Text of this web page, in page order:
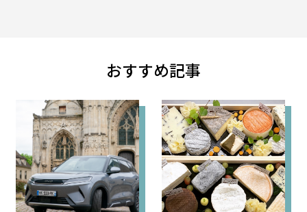
おすすめ記事